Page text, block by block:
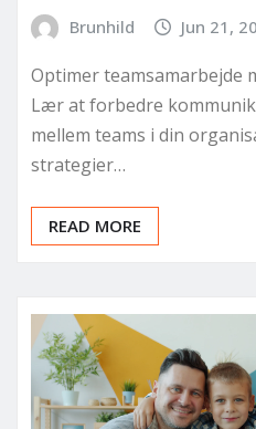
Brunhild Jun 21,
Optimer teamsamarbejde
Lær at forbedre
mellem teams i din
strategier…
READ MORE